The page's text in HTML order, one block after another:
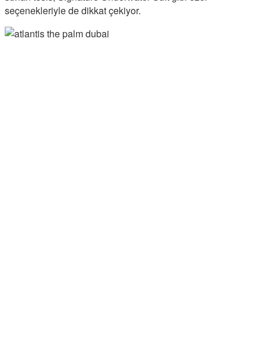
seçenekleriyle de dikkat çekiyor.